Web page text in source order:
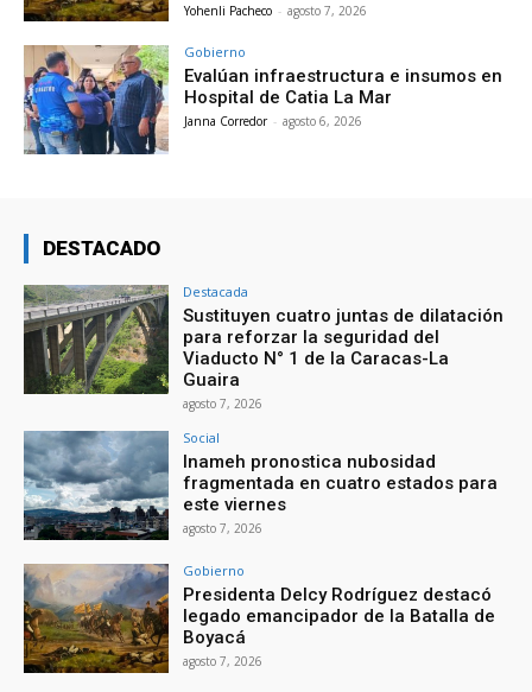
Yohenli Pacheco - agosto 7, 2026
Gobierno
Evalúan infraestructura e insumos en
Hospital de Catia La Mar
Janna Corredor - agosto 6, 2026
DESTACADO
Destacada
Sustituyen cuatro juntas de dilatación
para reforzar la seguridad del
Viaducto N° 1 de la Caracas-La
Guaira
agosto 7, 2026
Social
Inameh pronostica nubosidad
fragmentada en cuatro estados para
este viernes
agosto 7, 2026
Gobierno
Presidenta Delcy Rodríguez destacó
legado emancipador de la Batalla de
Boyacá
agosto 7, 2026